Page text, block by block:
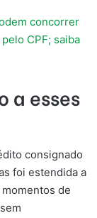
concorrer
CPF; saiba
a esses
consignado
foi estendida a
de